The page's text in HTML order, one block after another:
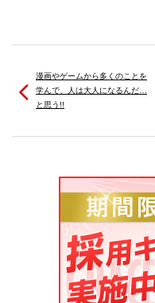
漫画やゲームから多くのことを
学んで、人は大人になるんだ…
と思う!!